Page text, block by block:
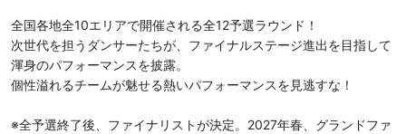
全国各地全10エリアで開催される全12予選ラウンド！
次世代を担うダンサーたちが、ファイナルステージ進出を目指して
渾身のパフォーマンスを披露。
個性溢れるチームが魅せる熱いパフォーマンスを見逃すな！
※全予選終了後、ファイナリストが決定。2027年春、グランドファ